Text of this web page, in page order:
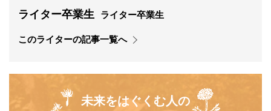
ライター卒業生 ライター卒業生
このライターの記事一覧へ
未来をはぐくむ人の